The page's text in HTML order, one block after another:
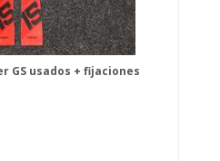
GS usados + fijaciones